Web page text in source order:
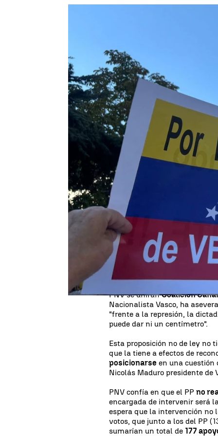
Luis Alcantud
Publicado: 10 de septiembre de 2024,
El PNV
decanta la balanza y
a Edmundo González Urrutia
bloque opositor venezolano
denunciar "fraude" y una
desconoce la posición del
del PP, todo indica que el
Se desconoce por el
PNV se uniránCoalición
Nacionalista Vasco, ha
"frente a la represión, la
puede dar ni un centímetro".
Esta proposición no de ley no
que la tiene a efectos de
posicionarse en una cuestión
Nicolás Maduro presidente de
PNV confía en que el PPno
encargada de intervenir será
espera que la intervención no
votos, que junto a los del PP
sumarían un total de 177